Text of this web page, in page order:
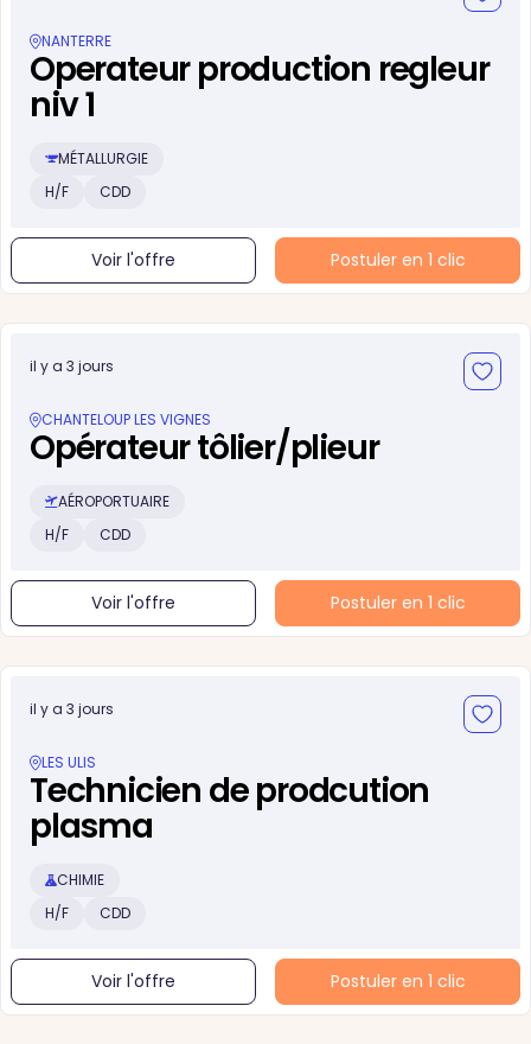
NANTERRE
Operateur production regleur
niv 1
MÉTALLURGIE
H/F
CDD
Voir l'offre Postuler en 1 clic
il y a 3 jours
CHANTELOUP LES VIGNES
Opérateur tôlier/plieur
AÉROPORTUAIRE
H/F
CDD
Voir l'offre Postuler en 1 clic
il y a 3 jours
LES ULIS
Technicien de prodcution
plasma
CHIMIE
H/F
CDD
Voir l'offre Postuler en 1 clic